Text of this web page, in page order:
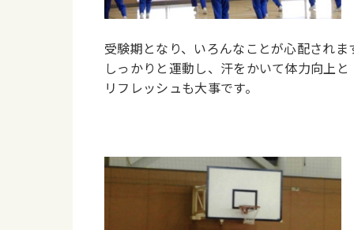
受験期となり、いろんなことが心配されま
しっかりと運動し、汗をかいて体力向上と
リフレッシュも大事です。